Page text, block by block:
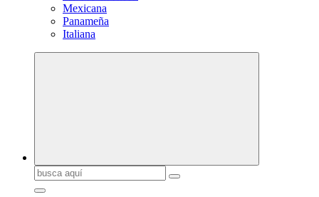
Mexicana
Panameña
Italiana
Buscar: